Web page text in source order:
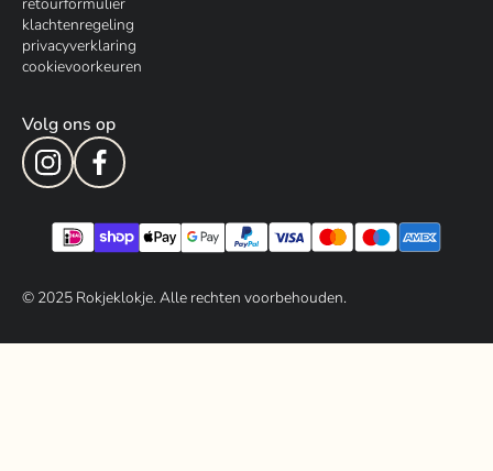
klachtenregeling
privacyverklaring
cookievoorkeuren
Volg ons op
© 2025Rokjeklokje. Alle rechten voorbehouden.